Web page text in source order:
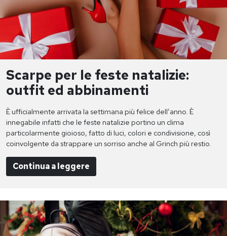
Scarpe per le feste natalizie:
outfit ed abbinamenti
È ufficialmente arrivata la settimana più felice dell’anno. È
innegabile infatti che le feste natalizie portino un clima
particolarmente gioioso, fatto di luci, colori e condivisione, così
coinvolgente da strappare un sorriso anche al Grinch più restio.
Continua a leggere